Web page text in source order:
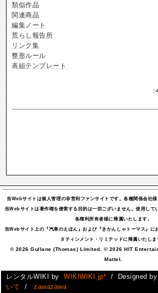
類似作品
関連商品
編集ノート
荒らし報告所
リンク集
整形ルール
表組テンプレート
〔
当Webサイトは個人管理の非営利ファンサイトです。各種関係会社様
当Webサイトは著作権を侵害する目的は一切ございません。使用して
各権利所有者様に帰属いたします。
当Webサイト上の『汽車のえほん』および『きかんしゃトーマス』に
タティンメント・リミテッドに帰属いたしま
© 2026 Gullane (Thomas) Limited. © 2026 HIT
Mattel.
レンタルWIKI by WIKIWIKI.jp* / Designed by
いて
/ zawazawa